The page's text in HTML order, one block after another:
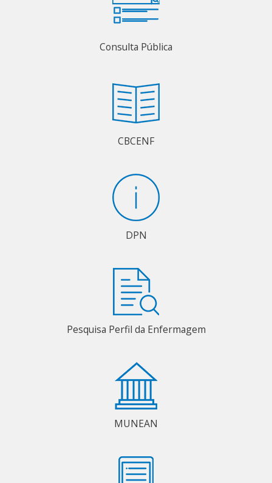
Consulta Pública
CBCENF
DPN
Pesquisa Perfil da Enfermagem
MUNEAN